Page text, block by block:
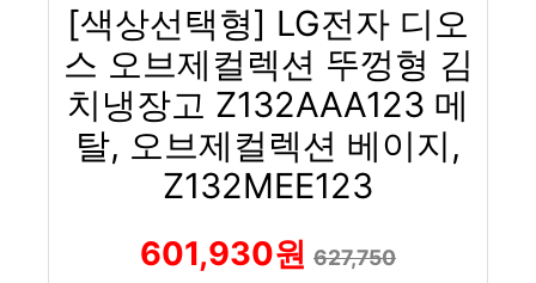
[색상선택형] LG전자 디오
스 오브제컬렉션 뚜껑형 김
치냉장고 Z132AAA123 메
탈, 오브제컬렉션 베이지,
Z132MEE123
601,930원 627,750